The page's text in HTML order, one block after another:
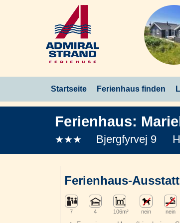
Startseite Ferienhaus finden
Ferienhaus:
★★★ Bjergfyrvej 9
Ferienhaus-
7 4 106m² nein nein